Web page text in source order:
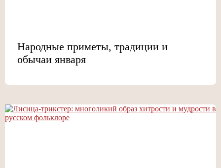
Народные приметы, традиции и
обычаи января